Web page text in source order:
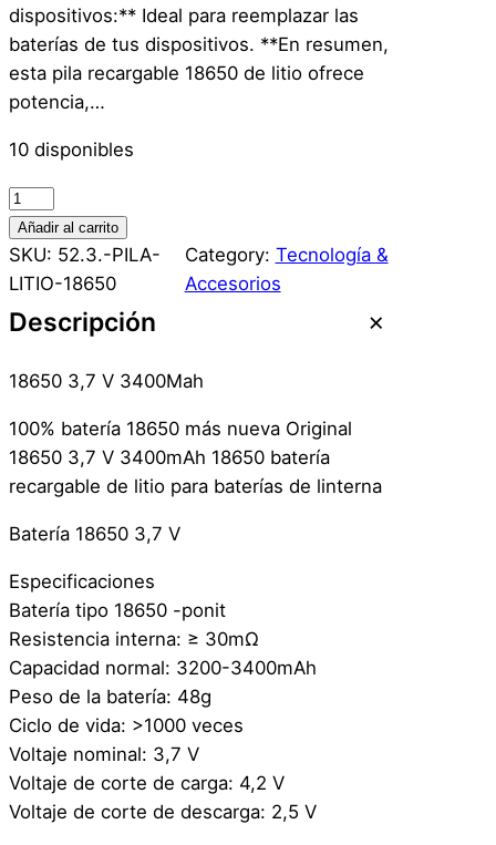
dispositivos:** Ideal para reemplazar las
baterías de tus dispositivos. **En resumen,
esta pila recargable 18650 de litio ofrece
potencia,…
10 disponibles
1
U
n
.
P
R
e
c
r
g
a
b
e
–
1
8
6
Añadir al carrito
SKU: 52.3.-PILA-
LITIO-18650
Category: Tecnología &
Accesorios
Descripción
18650 3,7 V 3400Mah
100% batería 18650 más nueva Original
18650 3,7 V 3400mAh 18650 batería
recargable de litio para baterías de linterna
Batería 18650 3,7 V
Especificaciones
Batería tipo 18650 -ponit
Resistencia interna: ≥ 30mΩ
Capacidad normal: 3200-3400mAh
Peso de la batería: 48g
Ciclo de vida: >1000 veces
Voltaje nominal: 3,7 V
Voltaje de corte de carga: 4,2 V
Voltaje de corte de descarga: 2,5 V